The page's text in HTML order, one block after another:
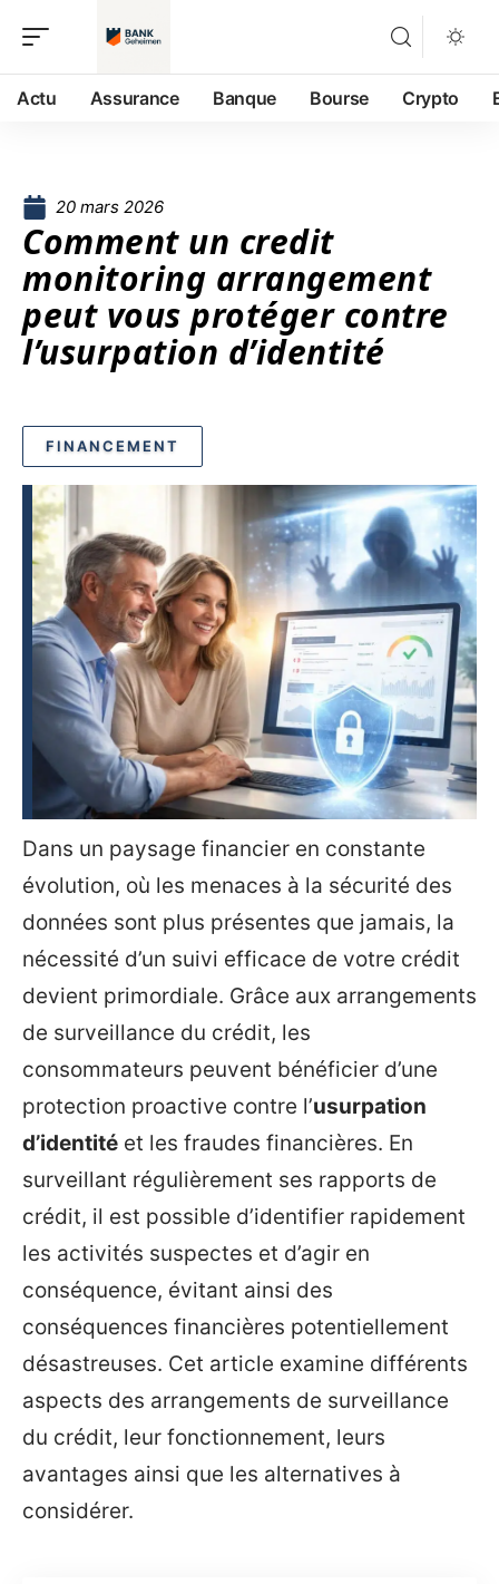
Actu Assurance Banque Bourse Crypto
20 mars 2026
Comment un credit
monitoring arrangement
peut vous protéger contre
l’usurpation d’identité
FINANCEMENT
Dans un paysage financier en constante
évolution, où les menaces à la sécurité des
données sont plus présentes que jamais, la
nécessité d’un suivi efficace de votre crédit
devient primordiale. Grâce aux arrangements
de surveillance du crédit, les
consommateurs peuvent bénéficier d’une
protection proactive contre l’usurpation
d’identité et les fraudes financières. En
surveillant régulièrement ses rapports de
crédit, il est possible d’identifier rapidement
les activités suspectes et d’agir en
conséquence, évitant ainsi des
conséquences financières potentiellement
désastreuses. Cet article examine différents
aspects des arrangements de surveillance
du crédit, leur fonctionnement, leurs
avantages ainsi que les alternatives à
considérer.